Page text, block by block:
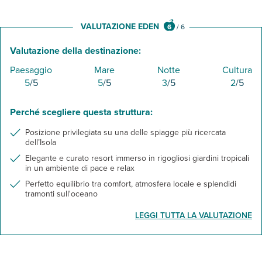
aperitivo a buffet con stuzzichini presso il bar della piscina
minibar in camera con un primo rifornimento di acqua e soft-
vino (a bicchiere) e birra durante i pasti
soft-drink, birra locale, vino locale e altri alcolici locali (h.11-
aperitivo a buffet con stuzzichini e bevande presso il bar della
minibar in camera con rifornimento giornaliero di acqua e
VALUTAZIONE EDEN 6 /6
Valutazione della destinazione:
Paesaggio
5/5
Mare
5/5
Notte
3/5
Cultura
2/5
Perché scegliere questa struttura:
Posizione privilegiata su una delle spiagge più ricercata
dell’Isola
Elegante e curato resort immerso in rigogliosi giardini tropicali
in un ambiente di pace e relax
Perfetto equilibrio tra comfort, atmosfera locale e splendidi
tramonti sull'oceano
LEGGI TUTTA LA VALUTAZIONE